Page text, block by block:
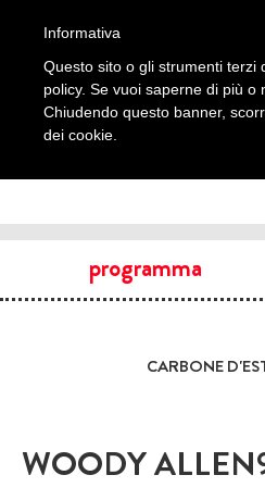
programma
CARBONE
WOODY
Informativa
Questo sito o gli strumenti terzi
policy. Se vuoi saperne di più
Chiudendo questo banner,
dei cookie.